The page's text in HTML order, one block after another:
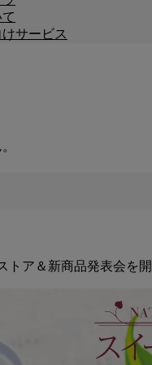
サービス
トア＆新商品発表会を